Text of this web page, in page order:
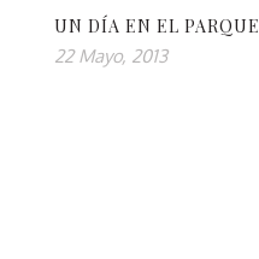
UN DÍA EN EL PARQUE
22 Mayo, 2013